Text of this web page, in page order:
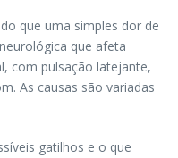
que uma simples dor de
que afeta
com pulsação latejante,
As causas são variadas
gatilhos e o que